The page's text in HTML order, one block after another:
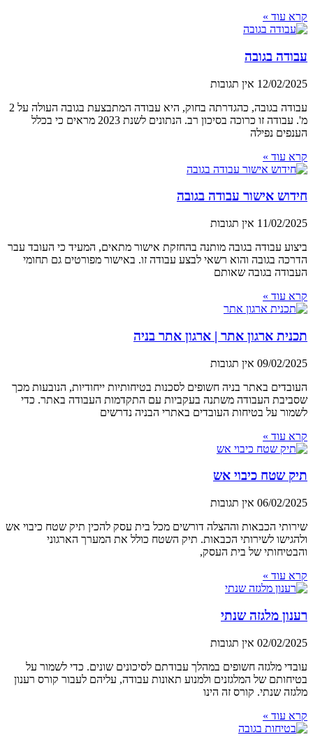
קרא עוד »
עבודה בגובה
12/02/2025 אין תגובות
עבודה בגובה, כהגדרתה בחוק, היא עבודה המתבצעת בגובה העולה על 2
מ'. עבודה זו כרוכה בסיכון רב. הנתונים לשנת 2023 מראים כי בכלל
הענפים נפילה
קרא עוד »
חידוש אישור עבודה בגובה
11/02/2025 אין תגובות
ביצוע עבודה בגובה מותנה בהחזקת אישור מתאים, המעיד כי העובד עבר
הדרכה בגובה והוא רשאי לבצע עבודה זו. באישור מפורטים גם תחומי
העבודה בגובה שאותם
קרא עוד »
תכנית ארגון אתר | ארגון אתר בניה
09/02/2025 אין תגובות
העובדים באתר בניה חשופים לסכנות בטיחותיות ייחודיות, הנובעות מכך
שסביבת העבודה משתנה בעקביות עם התקדמות העבודה באתר. כדי
לשמור על בטיחות העובדים באתרי הבניה נדרשים
קרא עוד »
תיק שטח כיבוי אש
06/02/2025 אין תגובות
שירותי הכבאות וההצלה דורשים מכל בית עסק להכין תיק שטח כיבוי אש
ולהגישו לשירותי הכבאות. תיק השטח כולל את המערך הארגוני
והבטיחותי של בית העסק,
קרא עוד »
רענון מלגזה שנתי
02/02/2025 אין תגובות
עובדי מלגזה חשופים במהלך עבודתם לסיכונים שונים. כדי לשמור על
בטיחותם של המלגזנים ולמנוע תאונות עבודה, עליהם לעבור קורס רענון
מלגזה שנתי. קורס זה הינו
קרא עוד »